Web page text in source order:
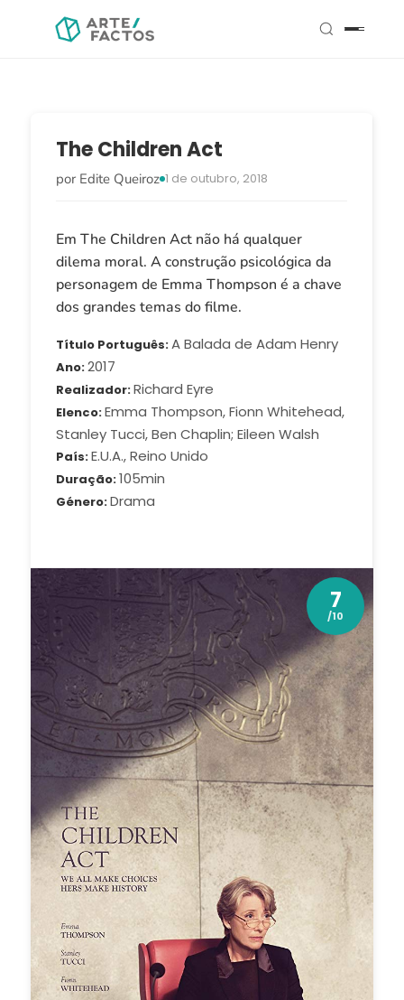
The Children Act
por Edite Queiroz 1 de outubro, 2018
Em The Children Act não há qualquer
dilema moral. A construção psicológica da
personagem de Emma Thompson é a chave
dos grandes temas do filme.
Título Português A Balada de Adam Henry
Ano 2017
Realizador Richard Eyre
Elenco Emma Thompson, Fionn Whitehead,
Stanley Tucci, Ben Chaplin; Eileen Walsh
País E.U.A., Reino Unido
Duração 105min
Género Drama
7
/10